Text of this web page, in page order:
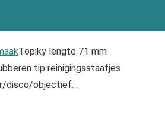
Topiky lengte 71 mm
tip reinigingsstaafjes
disco/objectief…